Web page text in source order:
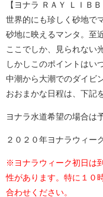
【ヨナラ ＲＡＹ ＬＩＢＢ
世界的にも珍しく砂地で
砂地に映えるマンタ。至
ここでしか、見られない
しかしこのポイントはい
中潮から大潮でのダイビ
おおまかな日程は、下記
ヨナラ水道希望の場合は
２０２０年ヨナラウィー
※ヨナラウィーク初日は
性があります。特に１０
合わせください。